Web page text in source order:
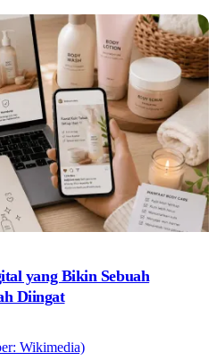
yang Bikin Sebuah
Diingat